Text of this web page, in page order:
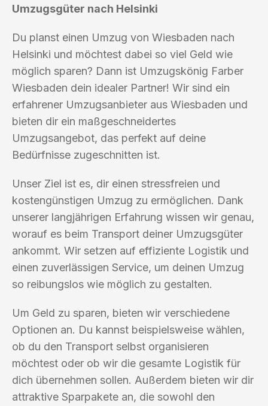
Umzugsgüter nach Helsinki
Du planst einen Umzug von Wiesbaden nach
Helsinki und möchtest dabei so viel Geld wie
möglich sparen? Dann ist Umzugskönig Farber
Wiesbaden dein idealer Partner! Wir sind ein
erfahrener Umzugsanbieter aus Wiesbaden und
bieten dir ein maßgeschneidertes
Umzugsangebot, das perfekt auf deine
Bedürfnisse zugeschnitten ist.
Unser Ziel ist es, dir einen stressfreien und
kostengünstigen Umzug zu ermöglichen. Dank
unserer langjährigen Erfahrung wissen wir genau,
worauf es beim Transport deiner Umzugsgüter
ankommt. Wir setzen auf effiziente Logistik und
einen zuverlässigen Service, um deinen Umzug
so reibungslos wie möglich zu gestalten.
Um Geld zu sparen, bieten wir verschiedene
Optionen an. Du kannst beispielsweise wählen,
ob du den Transport selbst organisieren
möchtest oder ob wir die gesamte Logistik für
dich übernehmen sollen. Außerdem bieten wir dir
attraktive Sparpakete an, die sowohl den